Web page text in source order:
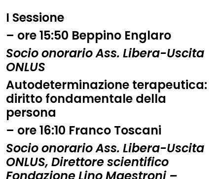
I Sessione
– ore15:50 Beppino Englaro
Socio onorario Ass. Libera-Uscita
ONLUS
Autodeterminazione terapeutica:
diritto fondamentale della
persona
– ore16:10 Franco Toscani
Socio onorario Ass. Libera-Uscita
ONLUS, Direttore scientifico